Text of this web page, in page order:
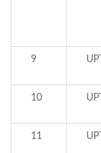
9
10
11